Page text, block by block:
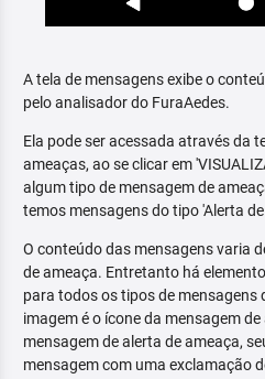
A tela de mensagens exibe o
pelo analisador do FuraAedes.
Ela pode ser acessada através da
ameaças, ao se clicar em
algum tipo de mensagem de
temos mensagens do tipo 'Alerta
O conteúdo das mensagens varia
de ameaça. Entretanto há
para todos os tipos de mensagens
imagem é o ícone da mensagem
mensagem de alerta de ameaça,
mensagem com uma exclamação